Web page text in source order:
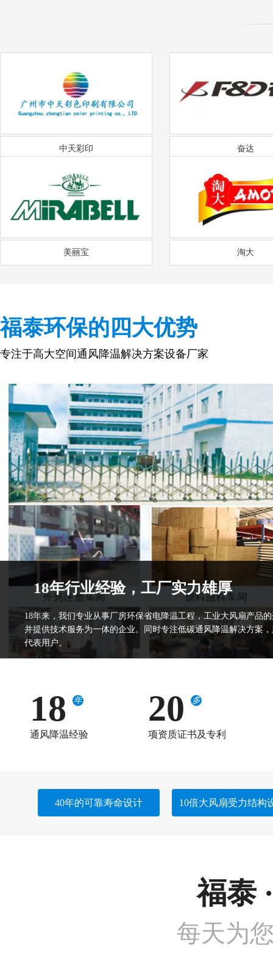
中天彩印 奋达
美丽宝 淘大
福泰环保的四大优势
专注于高大空间通风降温解决方案设备厂家
18年行业经验，工厂实力雄厚
18年来，我们专业从事厂房环保省电降温工程，工业大风扇产品
并提供技术服务为一体的企业。同时专注低碳通风降温解决方案
代表用户。
18 年
通风降温经验
20 多
项资质证书及专利
40年的可靠寿命设计 10倍大风扇受力结构
福泰
每天为